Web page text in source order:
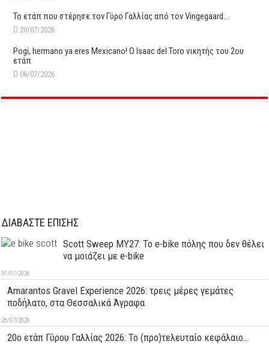
Το ετάπ που στέρησε τον Γύρο Γαλλίας από τον Vingegaard…
20/07/2026
Pogi, hermano ya eres Mexicano! Ο Ιsaac del Toro νικητής του 2ου
ετάπ
06/07/2026
ΔΙΑΒΑΣΤΕ ΕΠΙΣΗΣ
Scott Sweep MY27: Το e-bike πόλης που δεν θέλει
να μοιάζει με e-bike
31/07/2026
Amarantos Gravel Experience 2026: τρεις μέρες γεμάτες
ποδήλατο, στα Θεσσαλικά Άγραφα
28/07/2026
20ο ετάπ Γύρου Γαλλίας 2026: Το (προ)τελευταίο κεφάλαιο…